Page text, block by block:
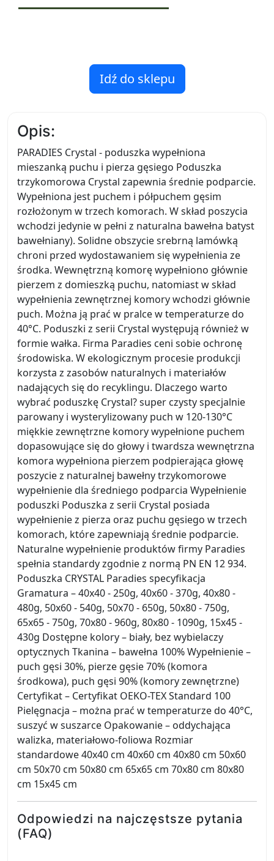
Idź do sklepu
Opis:
PARADIES Crystal - poduszka wypełniona
mieszanką puchu i pierza gęsiego Poduszka
trzykomorowa Crystal zapewnia średnie podparcie.
Wypełniona jest puchem i półpuchem gęsim
rozłożonym w trzech komorach. W skład poszycia
wchodzi jedynie w pełni z naturalna bawełna batyst
bawełniany). Solidne obszycie srebrną lamówką
chroni przed wydostawaniem się wypełnienia ze
środka. Wewnętrzną komorę wypełniono głównie
pierzem z domieszką puchu, natomiast w skład
wypełnienia zewnętrznej komory wchodzi głównie
puch. Można ją prać w pralce w temperaturze do
40°C. Poduszki z serii Crystal występują również w
formie wałka. Firma Paradies ceni sobie ochronę
środowiska. W ekologicznym procesie produkcji
korzysta z zasobów naturalnych i materiałów
nadających się do recyklingu. Dlaczego warto
wybrać poduszkę Crystal? super czysty specjalnie
parowany i wysterylizowany puch w 120-130°C
miękkie zewnętrzne komory wypełnione puchem
dopasowujące się do głowy i twardsza wewnętrzna
komora wypełniona pierzem podpierająca głowę
poszycie z naturalnej bawełny trzykomorowe
wypełnienie dla średniego podparcia Wypełnienie
poduszki Poduszka z serii Crystal posiada
wypełnienie z pierza oraz puchu gęsiego w trzech
komorach, które zapewniają średnie podparcie.
Naturalne wypełnienie produktów firmy Paradies
spełnia standardy zgodnie z normą PN EN 12 934.
Poduszka CRYSTAL Paradies specyfikacja
Gramatura – 40x40 - 250g, 40x60 - 370g, 40x80 -
480g, 50x60 - 540g, 50x70 - 650g, 50x80 - 750g,
65x65 - 750g, 70x80 - 960g, 80x80 - 1090g, 15x45 -
430g Dostępne kolory – biały, bez wybielaczy
optycznych Tkanina – bawełna 100% Wypełnienie –
puch gęsi 30%, pierze gęsie 70% (komora
środkowa), puch gęsi 90% (komory zewnętrzne)
Certyfikat – Certyfikat OEKO-TEX Standard 100
Pielęgnacja – można prać w temperaturze do 40°C,
suszyć w suszarce Opakowanie – oddychająca
walizka, materiałowo-foliowa Rozmiar
standardowe 40x40 cm 40x60 cm 40x80 cm 50x60
cm 50x70 cm 50x80 cm 65x65 cm 70x80 cm 80x80
cm 15x45 cm
Odpowiedzi na najczęstsze pytania
(FAQ)